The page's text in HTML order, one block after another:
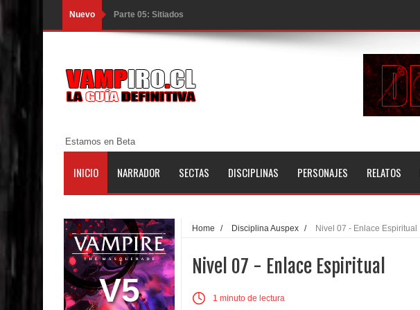
Nuevo Parte 05: Sitiados
Parte 04: Se Descubre el Pastel
Parte 02: Los Muertos Gobiernan a los Vivos
Parte 05: Los Horrores del Infierno
Parte 04: Oídos Sordos
Parte 03: La Traición
Parte 02: Vuelve el Hijo Prodigo
Estamos en Beta
INICIO NARRADOR SECTAS DISCIPLINAS PERSONAJES RELATOS
V5
Home / Disciplina Auspex / Nivel 07 - Enlace Espiritual
Nivel 07 - Enlace Espiritual
1 minuto de lectura